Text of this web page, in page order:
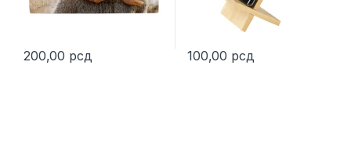
200,00 рсд 100,00 рсд